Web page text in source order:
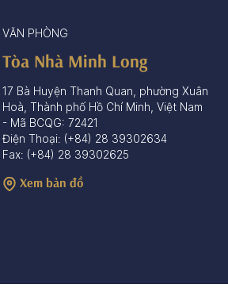
VĂN PHÒNG
Tòa Nhà Minh Long
17 Bà Huyện Thanh Quan, phường Xuân
Hoà, Thành phố Hồ Chí Minh, Việt Nam
- Mã BCQG: 72421
Điện Thoại: (+84) 28 39302634
Fax: (+84) 28 39302625
Xem bản đồ